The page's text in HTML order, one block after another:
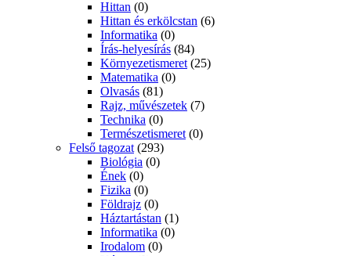
Hittan (0)
Hittan és erkölcstan (6)
Informatika (0)
Írás-helyesírás (84)
Környezetismeret (25)
Matematika (0)
Olvasás (81)
Rajz, művészetek (7)
Technika (0)
Természetismeret (0)
Felső tagozat (293)
Biológia (0)
Ének (0)
Fizika (0)
Földrajz (0)
Háztartástan (1)
Informatika (0)
Irodalom (0)